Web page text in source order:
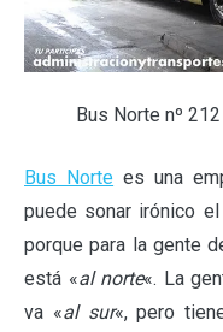
Bus Norte nº
Bus Norte es una
puede sonar irónico
porque para la gente
está «al norte«. La
va «al sur«, pero